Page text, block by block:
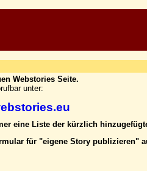
Webstories Seite.
unter:
eine Liste der kürzlich
für "eigene Story publizieren"